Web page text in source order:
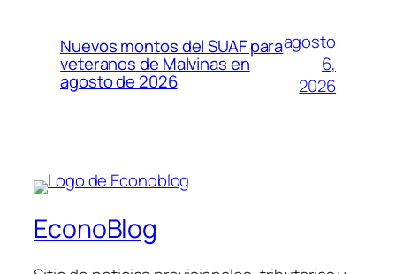
Nuevos montos del SUAF para
veteranos de Malvinas en
agosto de 2026
agosto
6,
2026
EconoBlog